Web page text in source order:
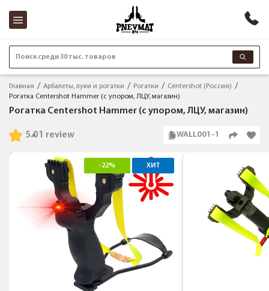
Поиск среди 30 тыс. товаров
Главная Арбалеты, луки и рогатки Рогатки
Centershot (Россия)
Рогатка Centershot Hammer (с упором, ЛЦУ, магазин)
Рогатка Centershot Hammer (с упором, ЛЦУ, магазин)
1 review
5.0 WALL001-1
-22% ХИТ